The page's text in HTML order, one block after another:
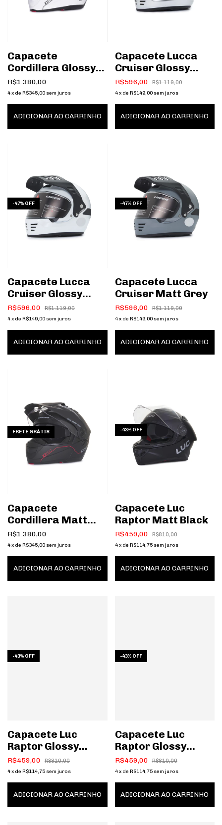
Capacete
Cordillera Glossy
White
R$1.380,00
4x de R$345,00 sem juros
ADICIONAR AO CARRINHO
Capacete Lucca
Cruiser Glossy
Chrome
R$596,00 R$1.119,00
4 x de R$149,00 sem juros
ADICIONAR AO CARRINHO
-47% OFF
Capacete Lucca
Cruiser Glossy
Pearl White
R$596,00 R$1.119,00
4x de R$149,00 sem juros
ADICIONAR AO CARRINHO
-47% OFF
Capacete Lucca
Cruiser Matt Grey
R$596,00 R$1.119,00
4 x de R$149,00 sem juros
ADICIONAR AO CARRINHO
FRETE GRÁTIS
Capacete
Cordillera Matt
Black Line Red
R$1.380,00
4x de R$345,00 sem juros
ADICIONAR AO CARRINHO
-43% OFF
Capacete Luc
Raptor Matt Black
R$459,00 R$810,00
4 x de R$114,75 sem juros
ADICIONAR AO CARRINHO
-43% OFF
Capacete Luc
Raptor Glossy
White
R$459,00 R$810,00
4x de R$114,75 sem juros
ADICIONAR AO CARRINHO
-43% OFF
Capacete Luc
Raptor Glossy
Black
R$459,00 R$810,00
4 x de R$114,75 sem juros
ADICIONAR AO CARRINHO